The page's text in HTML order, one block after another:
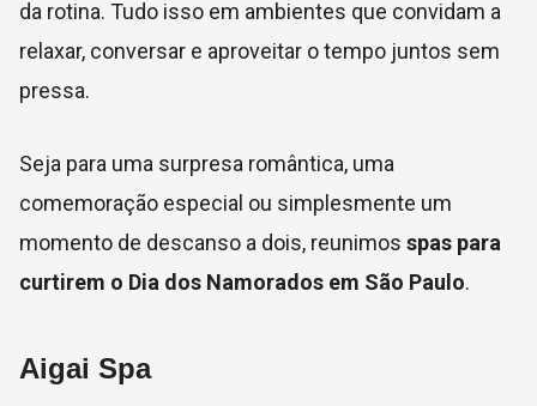
da rotina. Tudo isso em ambientes que convidam a
relaxar, conversar e aproveitar o tempo juntos sem
pressa.
Seja para uma surpresa romântica, uma
comemoração especial ou simplesmente um
momento de descanso a dois, reunimos spas para
curtirem o Dia dos Namorados em São Paulo.
Aigai Spa